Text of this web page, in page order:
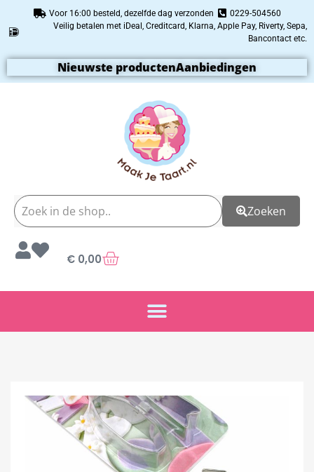
Voor 16:00 besteld, dezelfde dag verzonden
0229-504560
Veilig betalen met iDeal, Creditcard, Klarna, Apple Pay, Riverty, Sepa,
Bancontact etc.
Nieuwste productenAanbiedingen
Zoeken
€ 0,00